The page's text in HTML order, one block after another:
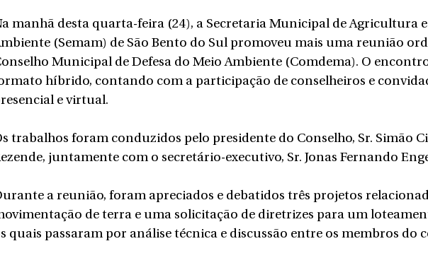
manhã desta quarta-feira (24), a Secretaria Municipal de Agricultura
(Semam) de São Bento do Sul promoveu mais uma reunião
Municipal de Defesa do Meio Ambiente (Comdema). O
híbrido, contando com a participação de conselheiros e
e virtual.
trabalhos foram conduzidos pelo presidente do Conselho, Sr. Simão
juntamente com o secretário-executivo, Sr. Jonas Fernando
a reunião, foram apreciados e debatidos três projetos
de terra e uma solicitação de diretrizes para um
quais passaram por análise técnica e discussão entre os membros do